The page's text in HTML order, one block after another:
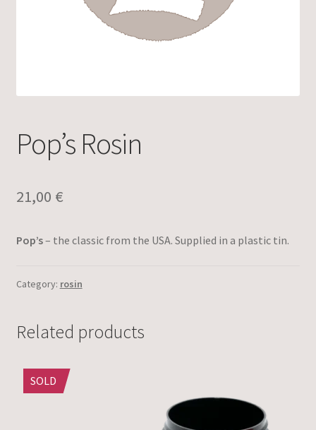
Pop’s Rosin
21,00 €
Pop’s– the classic from the USA. Supplied in a plastic tin.
Category: rosin
Related products
SOLD